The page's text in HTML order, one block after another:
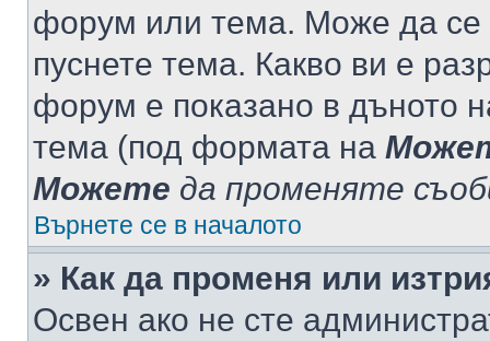
форум или тема. Може да се
пуснете тема. Какво ви е
форум е показано в дъното
тема (под формата на
Можете да променяте
Върнете се в началото
» Как да променя или
Освен ако не сте